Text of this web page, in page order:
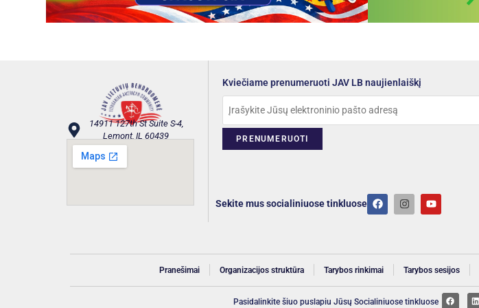
14911 127th St Suite S-4,
Lemont, IL 60439
Kviečiame prenumeruoti JAV LB naujienlaiškį
Sekite mus socialiniuose tinkluose
Pranešimai Organizacijos struktūra Tarybos rinkimai Tarybos sesijos
Pasidalinkite šiuo puslapiu Jūsų Socialiniuose tinkluose